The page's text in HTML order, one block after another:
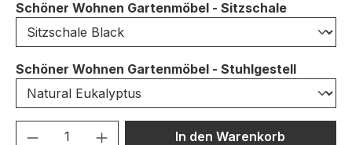
Schöner Wohnen Gartenmöbel - Sitzschale
Schöner Wohnen Gartenmöbel - Stuhlgestell
Produkt Anzahl: Gib denIn den Warenkorb